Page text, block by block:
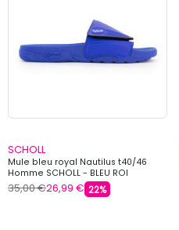
SCHOLL
Mule bleu royal Nautilus t40/46
Homme SCHOLL - BLEU ROI
35,00 €26,99 € 22%